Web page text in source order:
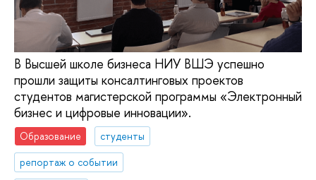
В Высшей школе бизнеса НИУ ВШЭ успешно
прошли защиты консалтинговых проектов
студентов магистерской программы «Электронный
бизнес и цифровые инновации».
Образование
студенты
репортаж о событии